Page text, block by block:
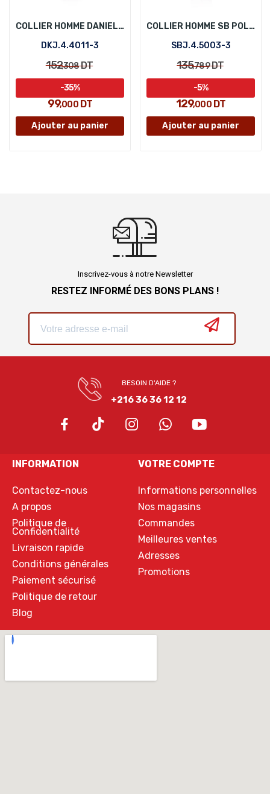
COLLIER HOMME DANIEL KLEIN DKJ.4.4011-3
DKJ.4.4011-3
152,308DT
99,000DT
-35%
Ajouter au panier
COLLIER HOMME SB POLO SBJ.4.5003-3
SBJ.4.5003-3
135,789DT
129,000DT
-5%
Ajouter au panier
Inscrivez-vous à notre Newsletter
RESTEZ INFORMÉ DES BONS PLANS !
BESOIN D'AIDE ?
+216 36 36 12 12
INFORMATION
Contactez-nous
A propos
Politique de
Confidentialité
Livraison rapide
Conditions générales
Paiement sécurisé
Politique de retour
Blog
VOTRE COMPTE
Informations personnelles
Nos magasins
Commandes
Meilleures ventes
Adresses
Promotions